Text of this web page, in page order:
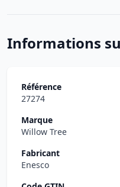
Informations
Référence
27274
Marque
Willow Tree
Fabricant
Enesco